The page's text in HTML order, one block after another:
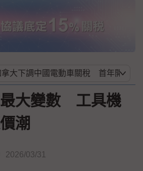
最大變數 工具機
潮
2026/03/31